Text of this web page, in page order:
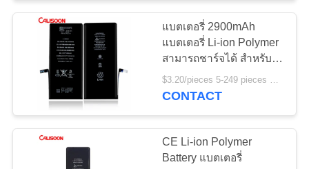
เกี่ยว
ทัวร์
แบตเตอรี่ 2900mAh
แบตเตอรี่ Li-ion Polymer
สามารถชาร์จได้ สําหรับ
Iphone 7 Plus
$3.20/pieces 5-249 pieces MOQ:5 ชิ้น
CONTACT
CE Li-ion Polymer
Battery แบตเตอรี่